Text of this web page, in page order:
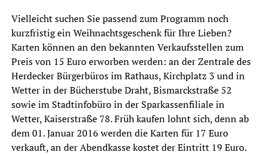
Vielleicht suchen Sie passend zum Programm noch
kurzfristig ein Weihnachtsgeschenk für Ihre Lieben?
Karten können an den bekannten Verkaufsstellen zum
Preis von 15 Euro erworben werden: an der Zentrale des
Herdecker Bürgerbüros im Rathaus, Kirchplatz 3 und in
Wetter in der Bücherstube Draht, Bismarckstraße 52
sowie im Stadtinfobüro in der Sparkassenfiliale in
Wetter, Kaiserstraße 78. Früh kaufen lohnt sich, denn ab
dem 01. Januar 2016 werden die Karten für 17 Euro
verkauft, an der Abendkasse kostet der Eintritt 19 Euro.